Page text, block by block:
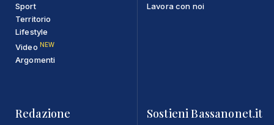
Sport
Territorio
Lifestyle
Video NEW
Argomenti
Lavora con noi
Redazione Sostieni Bassanonet.it